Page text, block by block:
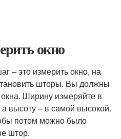
окно
– это измерить окно, на
шторы. Вы должны
Ширину измеряйте в
высоту – в самой высокой.
потом можно было
штор.